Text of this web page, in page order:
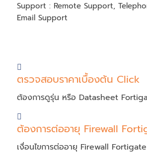
Support : Remote Support,
Email Support
ตรวจสอบราคาเบื้องต้น Click
ต้องการดูรุ่น หรือ Datasheet
ต้องการต่ออายุ Firewall
เงื่อนไขการต่ออายุ Firewall Fortigate